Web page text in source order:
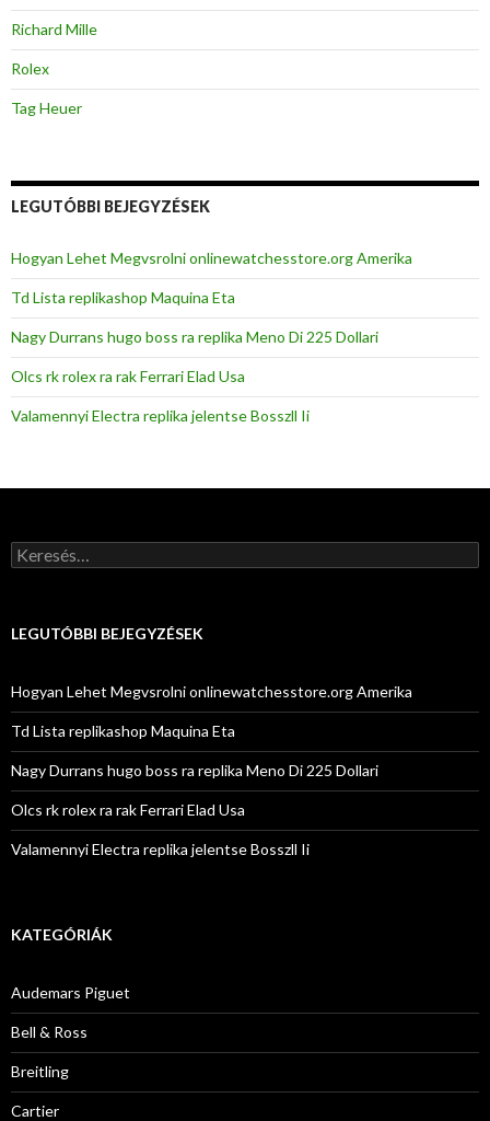
Richard Mille
Rolex
Tag Heuer
LEGUTÓBBI BEJEGYZÉSEK
Hogyan Lehet Megvsrolni onlinewatchesstore.org Amerika
Td Lista replikashop Maquina Eta
Nagy Durrans hugo boss ra replika Meno Di 225 Dollari
Olcs rk rolex ra rak Ferrari Elad Usa
Valamennyi Electra replika jelentse Bosszll Ii
Keresés:
LEGUTÓBBI BEJEGYZÉSEK
Hogyan Lehet Megvsrolni onlinewatchesstore.org Amerika
Td Lista replikashop Maquina Eta
Nagy Durrans hugo boss ra replika Meno Di 225 Dollari
Olcs rk rolex ra rak Ferrari Elad Usa
Valamennyi Electra replika jelentse Bosszll Ii
KATEGÓRIÁK
Audemars Piguet
Bell & Ross
Breitling
Cartier